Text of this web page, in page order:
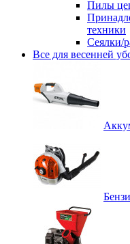
Пилы
техники
Сеялки/
Все для весенней